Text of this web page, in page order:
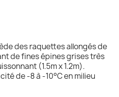
des raquettes allongés de
de fines épines grises très
(1.5m x 1.2m).
de -8 à -10°C en milieu